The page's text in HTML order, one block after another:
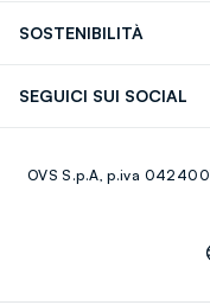
Giftcard
SOSTENIBILITÀ
SEGUICI SUI SOCIAL
Youtube
OVS S.p.A, p.iva